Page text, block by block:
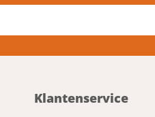
Klantenservice